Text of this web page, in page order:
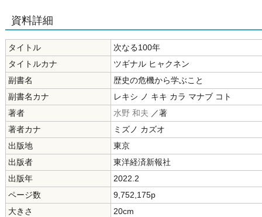
資料詳細
タイトル
次なる100年
タイトルカナ
ツギナル ヒャクネン
副書名
歴史の危機から学ぶこと
副書名カナ
レキシ ノ キキ カラ マナブ コト
著者
水野 和夫 ／著
著者カナ
ミズノ カズオ
出版地
東京
出版者
東洋経済新報社
出版年
2022.2
ページ数
9,752,175p
大きさ
20cm